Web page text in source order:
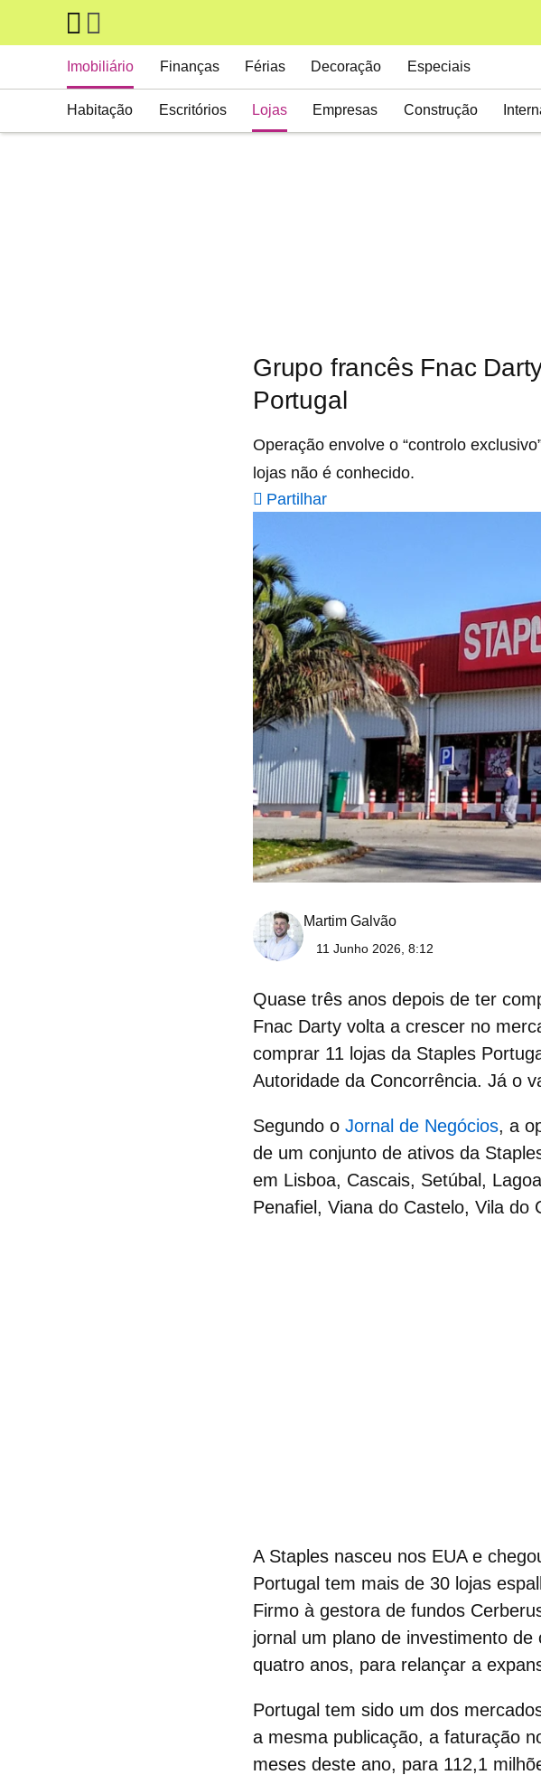
Skip to main content
Main navigation
Imobiliário
Habitação Escritórios Lojas Empresas Construção
Finanças Férias Decoração Especiais
Grupo francês Fnac
Portugal
Operação envolve o “controlo
lojas não é conhecido.
Partilhar
Martim Galvão
11 Junho 2026, 8:12
Quase três anos depois de ter
Fnac Darty volta a crescer no
comprar 11 lojas da Staples
Autoridade da Concorrência. Já o
Segundo o Jornal de Negócios, a
de um conjunto de ativos da
em Lisboa, Cascais, Setúbal,
Penafiel, Viana do Castelo, Vila do
A Staples nasceu nos EUA e
Portugal tem mais de 30 lojas
Firmo à gestora de fundos
jornal um plano de investimento de
quatro anos, para relançar a
Portugal tem sido um dos
a mesma publicação, a faturação
meses deste ano, para 112,1